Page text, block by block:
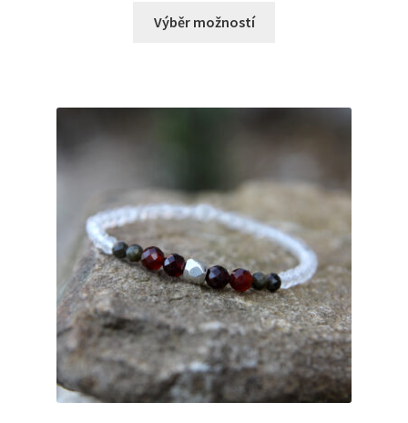
1587 Kč
Výběr možností
variant.
lze
stránce
produktu